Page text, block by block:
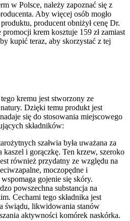
w Polsce, należy zapoznać się z
Aby więcej osób mogło
producent obniżył cenę Dr.
krem ​​kosztuje 159 zł zamiast
kupić teraz, aby skorzystać z tej
kremu jest stworzony ze
Dzięki temu produkt jest
się do stosowania miejscowego
składników:
szałwia była uważana za
kaszel i gorączkę. Ten krzew, szeroko
również przydatny ze względu na
moczopędne i
gojenie się skóry.
powszechna substancja na
Cechami tego składnika jest
świądu, likwidowania stanów
aktywności komórek naskórka.